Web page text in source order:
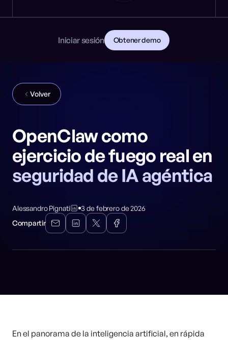
Descarga la guía para CISOs
Iniciar sesión Obtener demo
Volver
OpenClaw como
ejercicio de fuego real en
seguridad de IA agéntica
Alessandro Pignati
3 de febrero de 2026
Compartir
En el panorama de la inteligencia artificial, en rápida